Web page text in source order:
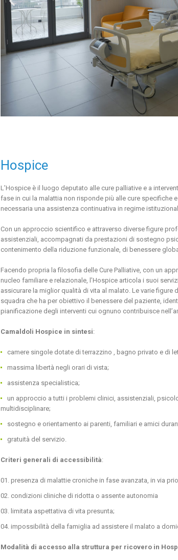
Hospice
L’Hospice è il luogo deputato alle cure palliative e a
fase in cui la malattia non risponde più alle cure specifiche
necessaria una assistenza continuativa in regime
Con un approccio scientifico e attraverso diverse figure
assistenziali, accompagnati da prestazioni di sostegno
contenimento della riduzione funzionale, di benessere
Facendo propria la filosofia delle Cure Palliative, con un
nucleo familiare e relazionale, l’Hospice articola i suoi
assicurare la miglior qualità di vita al malato. Le varie
squadra che ha per obiettivo il benessere del paziente,
pianificazione degli interventi cui ognuno contribuisce
Camaldoli Hospice in sintesi:
camere singole dotate di terrazzino , bagno privato e di
massima libertà negli orari di vista;
assistenza specialistica;
un approccio a tutti i problemi clinici, assistenziali,
multidisciplinare;
sostegno e orientamento ai parenti, familiari e amici
gratuità del servizio.
Criteri generali di accessibilità:
presenza di malattie croniche in fase avanzata, in via
condizioni cliniche di ridotta o assente autonomia
limitata aspettativa di vita presunta;
impossibilità della famiglia ad assistere il malato a
Modalità di accesso alla struttura per ricovero in